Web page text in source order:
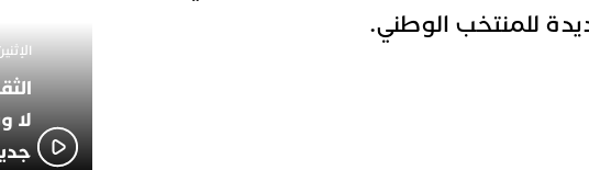
للمنتخب الوطني.
الإثنين 18 نوفمبر
لا